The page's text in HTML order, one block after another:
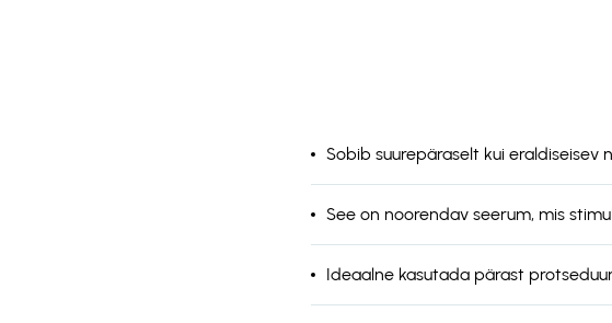
Sobib suurepäraselt kui eraldiseisev
See on noorendav seerum, mis
Ideaalne kasutada pärast